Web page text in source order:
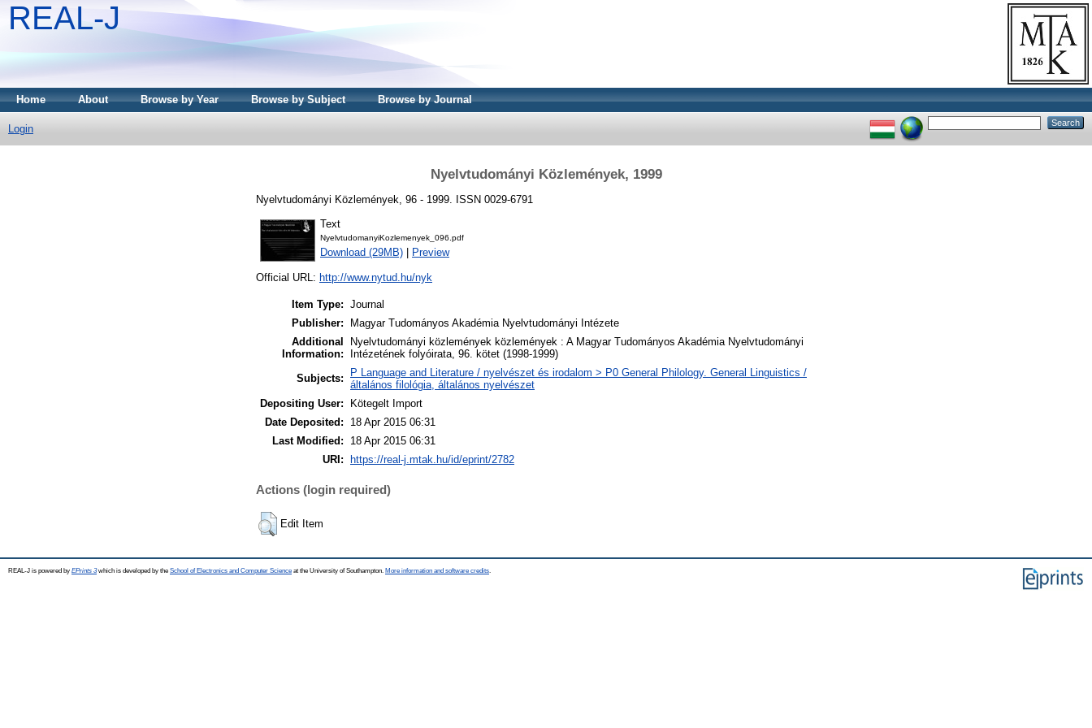
REAL-J
Home About Browse by Year Browse by Subject Browse by Journal
Login
Nyelvtudományi Közlemények, 1999
Nyelvtudományi Közlemények, 96 - 1999. ISSN 0029-6791
Text
NyelvtudomanyiKozlemenyek_096.pdf
Download (29MB) Preview
Official URL: http://www.nytud.hu/nyk
Item Type: Journal
Publisher:
Magyar Tudományos Akadémia Nyelvtudományi Intézete
Additional
Information:
Nyelvtudományi közlemények közlemények : A Magyar Tudományos Akadémia Nyelvtudományi
Intézetének folyóirata, 96. kötet (1998-1999)
Subjects:
P Language and Literature / nyelvészet és irodalom > P0 General Philology. General Linguistics /
általános filológia, általános nyelvészet
Depositing User:
Kötegelt Import
Date Deposited:
18 Apr 2015 06:31
Last Modified:
18 Apr 2015 06:31
URI:
https://real-j.mtak.hu/id/eprint/2782
Actions (login required)
Edit Item
REAL-J is powered by EPrints 3which is developed by the School of Electronics and Computer Science at the University of Southampton. More information and software credits